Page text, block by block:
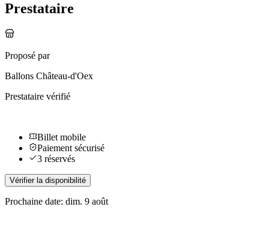
Prestataire
Proposé par
Ballons Château-d'Oex
Prestataire vérifié
Billet mobile
Paiement sécurisé
3 réservés
Vérifier la disponibilité
Prochaine date: dim. 9 août